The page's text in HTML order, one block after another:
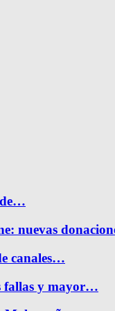
de…
nuevas
canales…
fallas y mayor…